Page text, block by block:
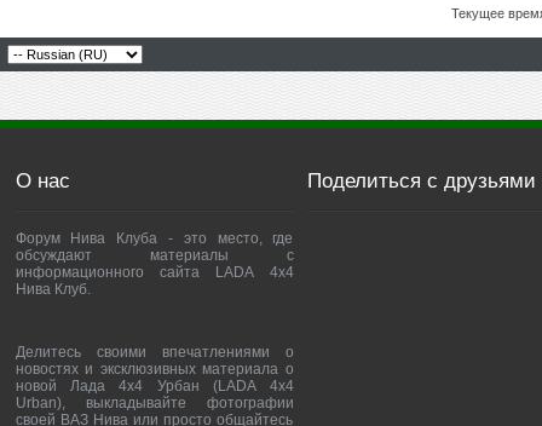
Текущее
О нас
Форум Нива Клуба - это место, где
обсуждают материалы с
информационного сайта LADA 4x4
Нива Клуб.
Делитесь своими впечатлениями о
новостях и эксклюзивных материала о
новой Лада 4х4 Урбан (LADA 4x4
Urban), выкладывайте фотографии
своей ВАЗ Нива или просто общайтесь
Поделиться с друзьями